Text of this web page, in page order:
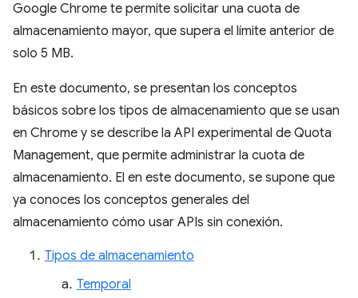
Google Chrome te permite solicitar una cuota de
almacenamiento mayor, que supera el límite anterior de
solo 5 MB.
En este documento, se presentan los conceptos
básicos sobre los tipos de almacenamiento que se usan
en Chrome y se describe la API experimental de Quota
Management, que permite administrar la cuota de
almacenamiento. El en este documento, se supone que
ya conoces los conceptos generales del
almacenamiento cómo usar APIs sin conexión.
Tipos de almacenamiento
Temporal